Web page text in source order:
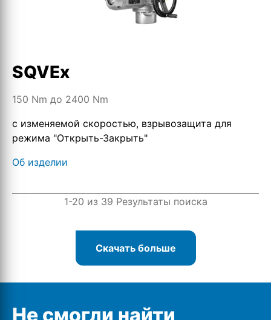
SQVEx
150 Nm до 2400 Nm
с изменяемой скоростью, взрывозащита для
режима "Открыть-Закрыть"
Об изделии
1-20 из 39 Результаты поиска
Скачать больше
Не смогли найти